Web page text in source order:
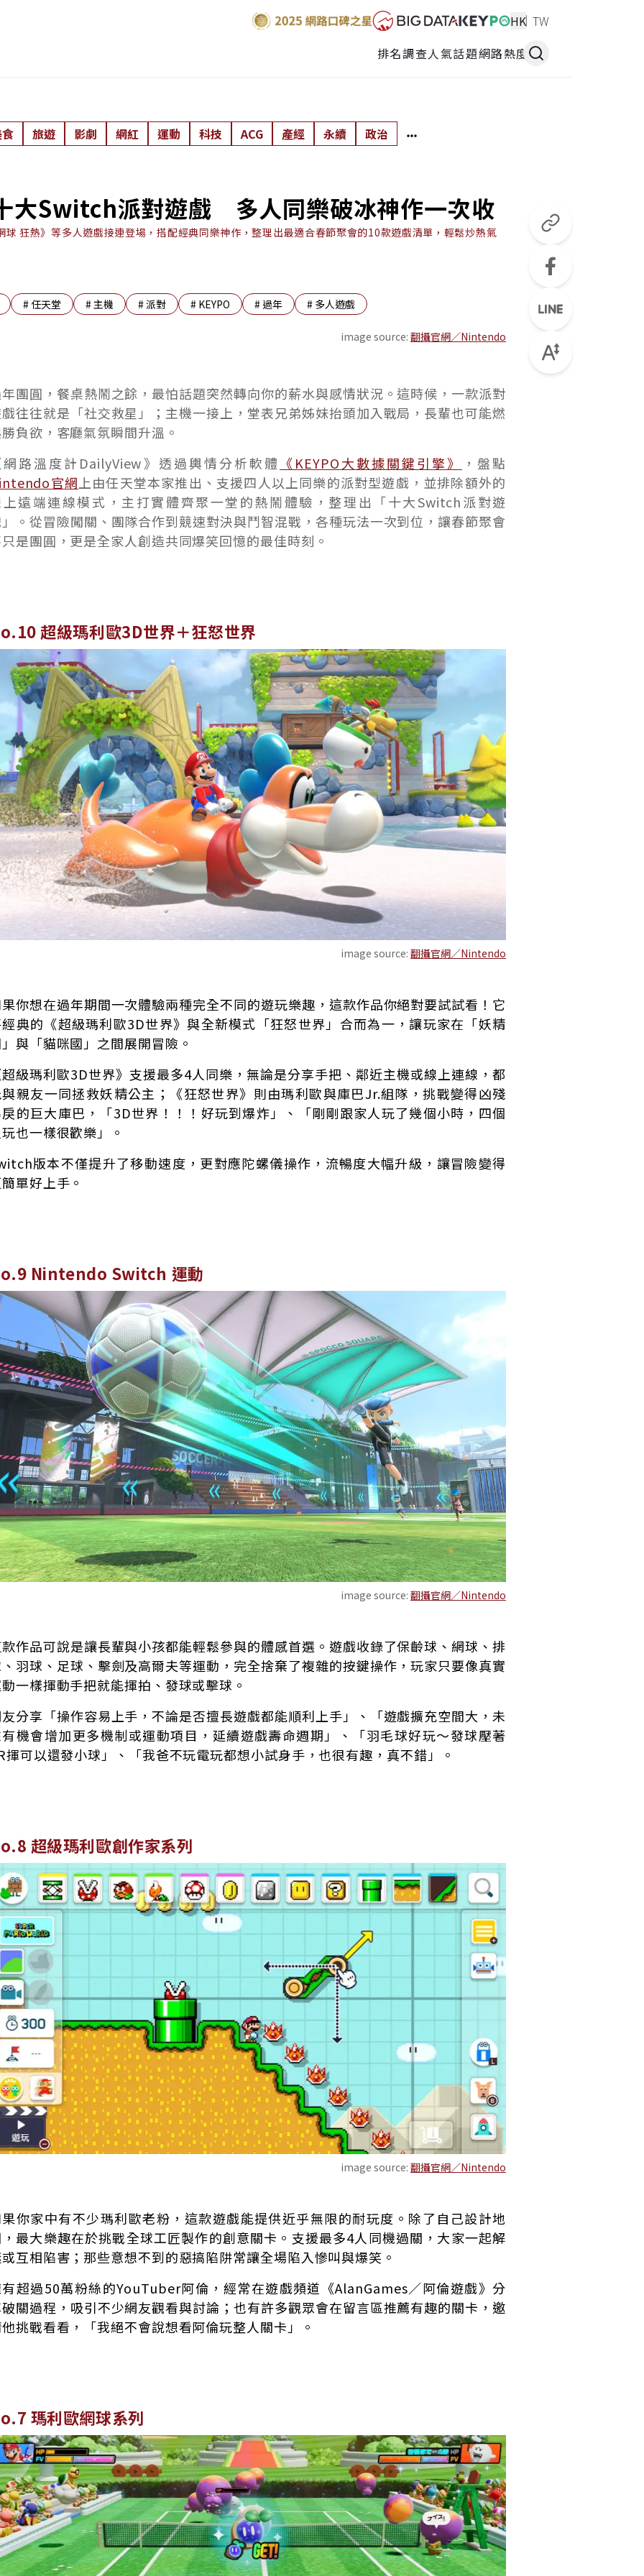
HK TW
排名調查人氣話題網路熱度
旅遊 影劇 網紅 運動 科技 ACG 產經 永續 政治
大Switch派對遊戲 多人同樂破冰神作一次收
狂熱》等多人遊戲接連登場，搭配經典同樂神作，整理出最適合春節聚會的10款遊戲清單，輕鬆炒熱氣
#任天堂 #主機 #派對 # KEYPO #過年 # 多人遊戲
image source: 翻攝官網／Nintendo
團圓，餐桌熱鬧之餘，最怕話題突然轉向你的薪水與感情狀況。這時候，一款派對
往往就是「社交救星」；主機一接上，堂表兄弟姊妹抬頭加入戰局，長輩也可能燃
負欲，客廳氣氛瞬間升溫。
網路溫度計DailyView》透過輿情分析軟體 《KEYPO大數據關鍵引擎》
，盤點
官網 上由任天堂本家推出、支援四人以上同樂的派對型遊戲，並排除額外的
遠端連線模式，主打實體齊聚一堂的熱鬧體驗，整理出「十大Switch派對遊
。從冒險闖關、團隊合作到競速對決與鬥智混戰，各種玩法一次到位，讓春節聚會
是團圓，更是全家人創造共同爆笑回憶的最佳時刻。
超級瑪利歐3D世界＋狂怒世界
image source: 翻攝官網／Nintendo
你想在過年期間一次體驗兩種完全不同的遊玩樂趣，這款作品你絕對要試試看！它
典的《超級瑪利歐3D世界》與全新模式「狂怒世界」合而為一，讓玩家在「妖精
與「貓咪國」之間展開冒險。
級瑪利歐3D世界》支援最多4人同樂，無論是分享手把、鄰近主機或線上連線，都
親友一同拯救妖精公主；《狂怒世界》則由瑪利歐與庫巴Jr.組隊，挑戰變得凶殘
的巨大庫巴，「3D世界！！！好玩到爆炸」、「剛剛跟家人玩了幾個小時，四個
也一樣很歡樂」。
版本不僅提升了移動速度，更對應陀螺儀操作，流暢度大幅升級，讓冒險變得
單好上手。
Nintendo Switch 運動
image source: 翻攝官網／Nintendo
作品可說是讓長輩與小孩都能輕鬆參與的體感首選。遊戲收錄了保齡球、網球、排
羽球、足球、擊劍及高爾夫等運動，完全捨棄了複雜的按鍵操作，玩家只要像真實
一樣揮動手把就能揮拍、發球或擊球。
分享「操作容易上手，不論是否擅長遊戲都能順利上手」、「遊戲擴充空間大，未
機會增加更多機制或運動項目，延續遊戲壽命週期」、「羽毛球好玩～發球壓著
揮可以還發小球」、「我爸不玩電玩都想小試身手，也很有趣，真不錯」。
超級瑪利歐創作家系列
image source: 翻攝官網／Nintendo
你家中有不少瑪利歐老粉，這款遊戲能提供近乎無限的耐玩度。除了自己設計地
最大樂趣在於挑戰全球工匠製作的創意關卡。支援最多4人同機過關，大家一起解
互相陷害；那些意想不到的惡搞陷阱常讓全場陷入慘叫與爆笑。
超過50萬粉絲的YouTuber阿倫，經常在遊戲頻道《AlanGames／阿倫遊戲》分
關過程，吸引不少網友觀看與討論；也有許多觀眾會在留言區推薦有趣的關卡，邀
挑戰看看，「我絕不會說想看阿倫玩整人關卡」。
瑪利歐網球系列